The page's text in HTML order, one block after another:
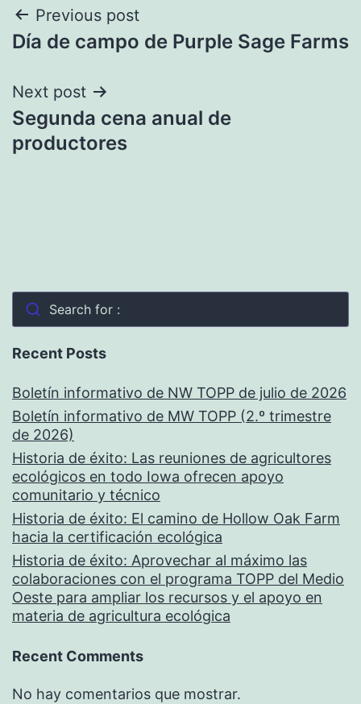
Navegación
de
entradas
Previous post
Día de campo de Purple Sage Farms
Next post
Segunda cena anual de
productores
Search for :
Recent Posts
Boletín informativo de NW TOPP de julio de 2026
Boletín informativo de MW TOPP (2.º trimestre
de 2026)
Historia de éxito: Las reuniones de agricultores
ecológicos en todo Iowa ofrecen apoyo
comunitario y técnico
Historia de éxito: El camino de Hollow Oak Farm
hacia la certificación ecológica
Historia de éxito: Aprovechar al máximo las
colaboraciones con el programa TOPP del Medio
Oeste para ampliar los recursos y el apoyo en
materia de agricultura ecológica
Recent Comments
No hay comentarios que mostrar.